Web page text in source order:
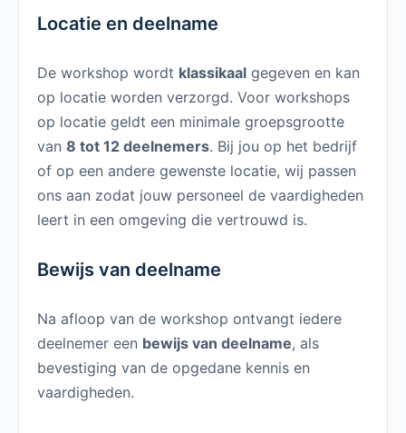
Locatie en deelname
De workshop wordt klassikaal gegeven en kan
op locatie worden verzorgd. Voor workshops
op locatie geldt een minimale groepsgrootte
van 8 tot 12 deelnemers. Bij jou op het bedrijf
of op een andere gewenste locatie, wij passen
ons aan zodat jouw personeel de vaardigheden
leert in een omgeving die vertrouwd is.
Bewijs van deelname
Na afloop van de workshop ontvangt iedere
deelnemer een bewijs van deelname, als
bevestiging van de opgedane kennis en
vaardigheden.